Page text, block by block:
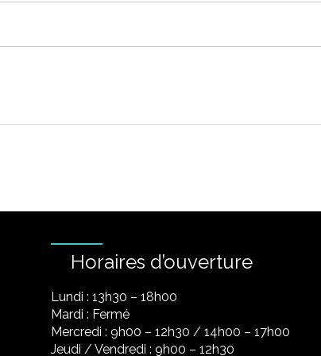
Horaires d’ouverture
Lundi : 13h30 – 18h00
Mardi : Fermé
Mercredi : 9h00 – 12h30 / 14h00 – 17h00
Jeudi / Vendredi : 9h00 – 12h30